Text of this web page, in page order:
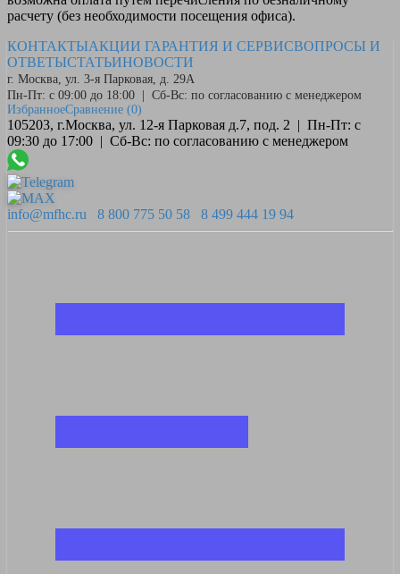
расчету (без необходимости посещения офиса).
КОНТАКТЫАКЦИИ ГАРАНТИЯ И СЕРВИСВОПРОСЫ И
ОТВЕТЫСТАТЬИНОВОСТИ
г. Москва, ул. 3-я Парковая, д. 29А
Пн-Пт: с 09:00 до 18:00 | Сб-Вс: по согласованию с менеджером
ИзбранноеСравнение (0)
105203, г.Москва, ул. 12-я Парковая д.7, под. 2 | Пн-Пт: с
09:30 до 17:00 | Сб-Вс: по согласованию с менеджером
info@mfhc.ru 8 800 775 50 58 8 499 444 19 94